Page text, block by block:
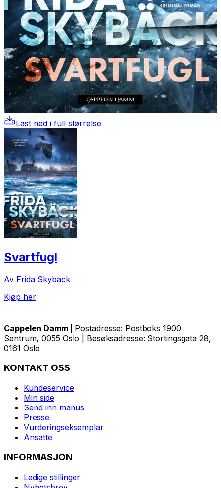
Last ned i full størrelse
Svartfugl
Av Frida Skybäck
Kjøp her
Cappelen Damm
| Postadresse: Postboks 1900
Sentrum, 0055 Oslo | Besøksadresse: Stortingsgata 28,
0161 Oslo
KONTAKT OSS
Kundeservice
Min side
Send inn manus
Presse
Vurderingseksemplar
Ansatte
INFORMASJON
Ledige stillinger